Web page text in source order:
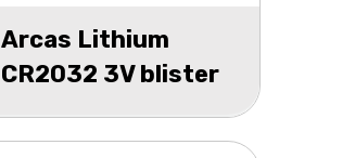
Arcas Lithium
CR2032 3V blister